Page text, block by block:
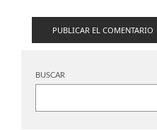
BUSCAR